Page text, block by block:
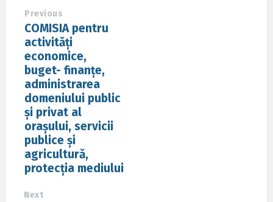
Previous
COMISIA pentru
activități
economice,
buget- finanțe,
administrarea
domeniului public
și privat al
orașului, servicii
publice și
agricultură,
protecția mediului
Next